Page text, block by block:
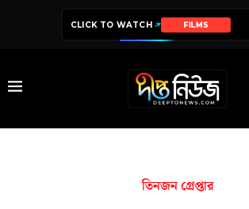
CLICK TO WATCH FILMS
তিনজন গ্রেপ্তার